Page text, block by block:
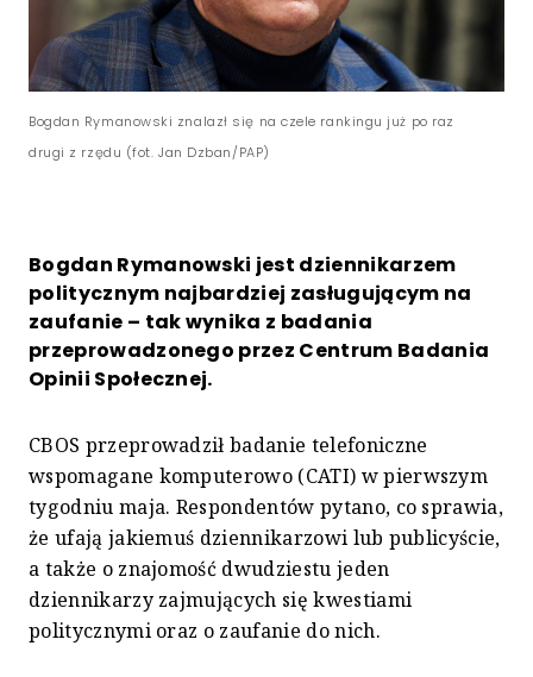
Bogdan Rymanowski znalazł się na czele rankingu już po raz
drugi z rzędu (fot. Jan Dzban/PAP)
Bogdan Rymanowski jest dziennikarzem
politycznym najbardziej zasługującym na
zaufanie – tak wynika z badania
przeprowadzonego przez Centrum Badania
Opinii Społecznej.
CBOS przeprowadził badanie telefoniczne
wspomagane komputerowo (CATI) w pierwszym
tygodniu maja. Respondentów pytano, co sprawia,
że ufają jakiemuś dziennikarzowi lub publicyście,
a także o znajomość dwudziestu jeden
dziennikarzy zajmujących się kwestiami
politycznymi oraz o zaufanie do nich.